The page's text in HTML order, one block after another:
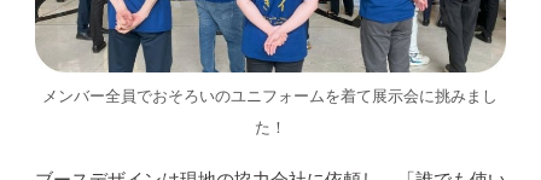
メンバー全員でおそろいのユニフォームを着て展示会に挑みまし
た！